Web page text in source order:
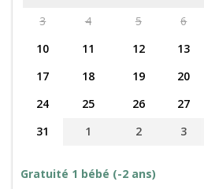
3
4 5 6
10
11 12 13
17
18 19 20
24
25 26 27
31
1 2 3
Gratuité 1 bébé (-2 ans)